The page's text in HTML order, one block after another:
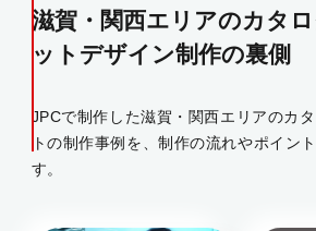
滋賀・関西エリアのカタ
ットデザイン制作の裏側
JPCで制作した滋賀・関西エリアのカ
トの制作事例を、制作の流れやポイン
す。